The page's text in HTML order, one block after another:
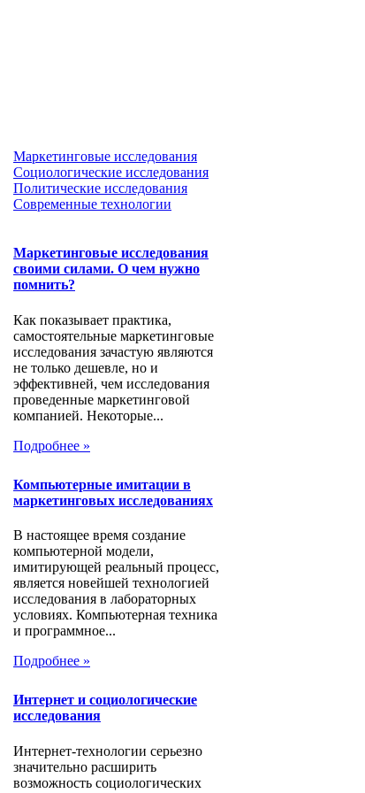
Маркетинговые исследования
Социологические исследования
Политические исследования
Современные технологии
Маркетинговые исследования
своими силами. О чем нужно
помнить?
Как показывает практика,
самостоятельные маркетинговые
исследования зачастую являются
не только дешевле, но и
эффективней, чем исследования
проведенные маркетинговой
компанией. Некоторые...
Подробнее »
Компьютерные имитации в
маркетинговых исследованиях
В настоящее время создание
компьютерной модели,
имитирующей реальный процесс,
является новейшей технологией
исследования в лабораторных
условиях. Компьютерная техника
и программное...
Подробнее »
Интернет и социологические
исследования
Интернет-технологии серьезно
значительно расширить
возможность социологических